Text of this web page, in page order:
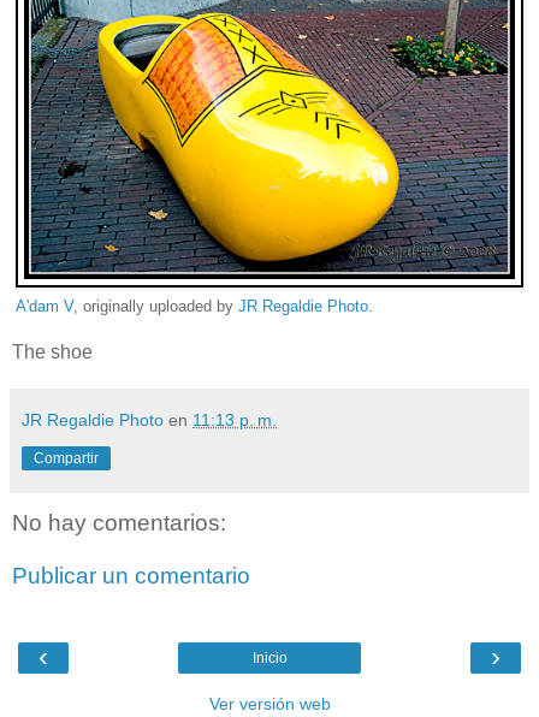
A'dam V, originally uploaded by JR Regaldie Photo.
The shoe
JR Regaldie Photo en 11:13 p. m.
Compartir
No hay comentarios:
Publicar un comentario
‹ ›
Inicio
Ver versión web